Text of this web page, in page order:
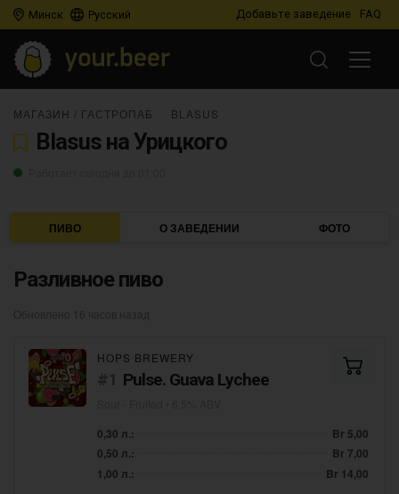
Минск Русский Добавьте заведение FAQ
МАГАЗИН ГАСТРОПАБ BLASUS
Blasus на Урицкого
ПИВО О ЗАВЕДЕНИИ ФОТО
Разливное пиво
Обновлено 16 часов назад
HOPS BREWERY
Pulse. Guava Lychee
0,30 л.:
Br 5,00
0,50 л.:
Br 7,00
1,00 л.:
Br 14,00